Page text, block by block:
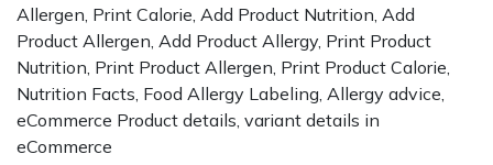
Allergen, Print Calorie, Add Product Nutrition, Add
Product Allergen, Add Product Allergy, Print Product
Nutrition, Print Product Allergen, Print Product Calorie,
Nutrition Facts, Food Allergy Labeling, Allergy advice,
eCommerce Product details, variant details in
eCommerce